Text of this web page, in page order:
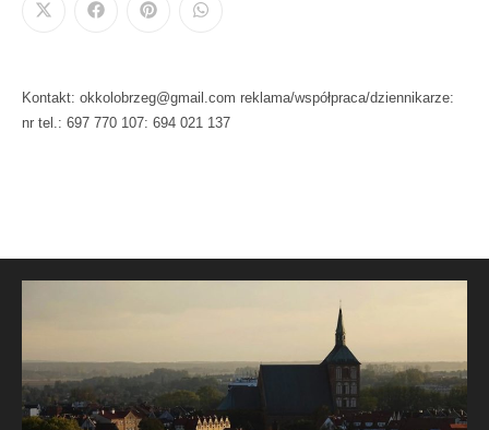
Kontakt: okkolobrzeg@gmail.com reklama/współpraca/dziennikarze:
nr tel.: 697 770 107: 694 021 137